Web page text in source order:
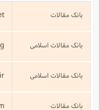
http://
http://
http://
http://